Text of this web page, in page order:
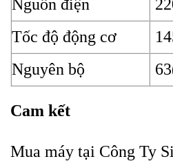
Nguồn điện
Tốc độ động cơ
Nguyên bộ
Cam kết
Mua máy tại Công Ty